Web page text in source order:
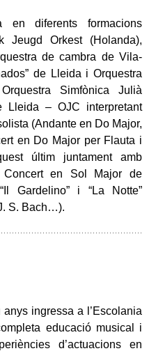
diferents formacions
Jeugd Orkest (Holanda),
de cambra de Vila-
de Lleida i Orquestra
Simfònica Julià
Lleida – OJC interpretant
(Andante en Do Major,
en Do Major per Flauta i
últim juntament amb
Concert en Sol Major de
Gardelino” i “La Notte”
S. Bach…).
ingressa a l’Escolania
educació musical i
d’actuacions en